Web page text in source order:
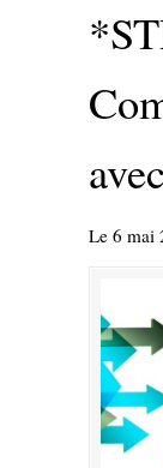
Le 6 mai